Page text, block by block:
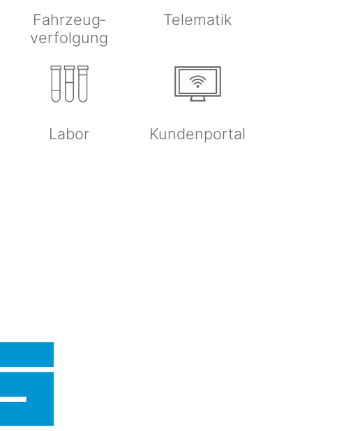
Fahrzeug­
verfolgung
Telematik
Labor Kundenportal